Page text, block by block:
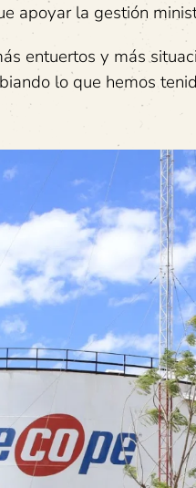
apoyar la gestión
entuertos y más
lo que hemos